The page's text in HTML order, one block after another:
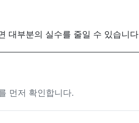
대부분의 실수를 줄일 수 있습니
먼저 확인합니다.